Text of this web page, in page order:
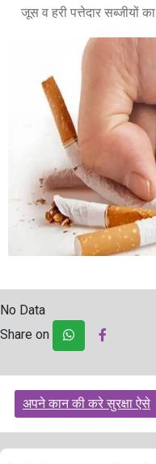
जूस व हरी पत्तेदार सब्जीयों
No Data
Share on
Post
navigation
अपने कान की करे सुरक्षा ऐसे